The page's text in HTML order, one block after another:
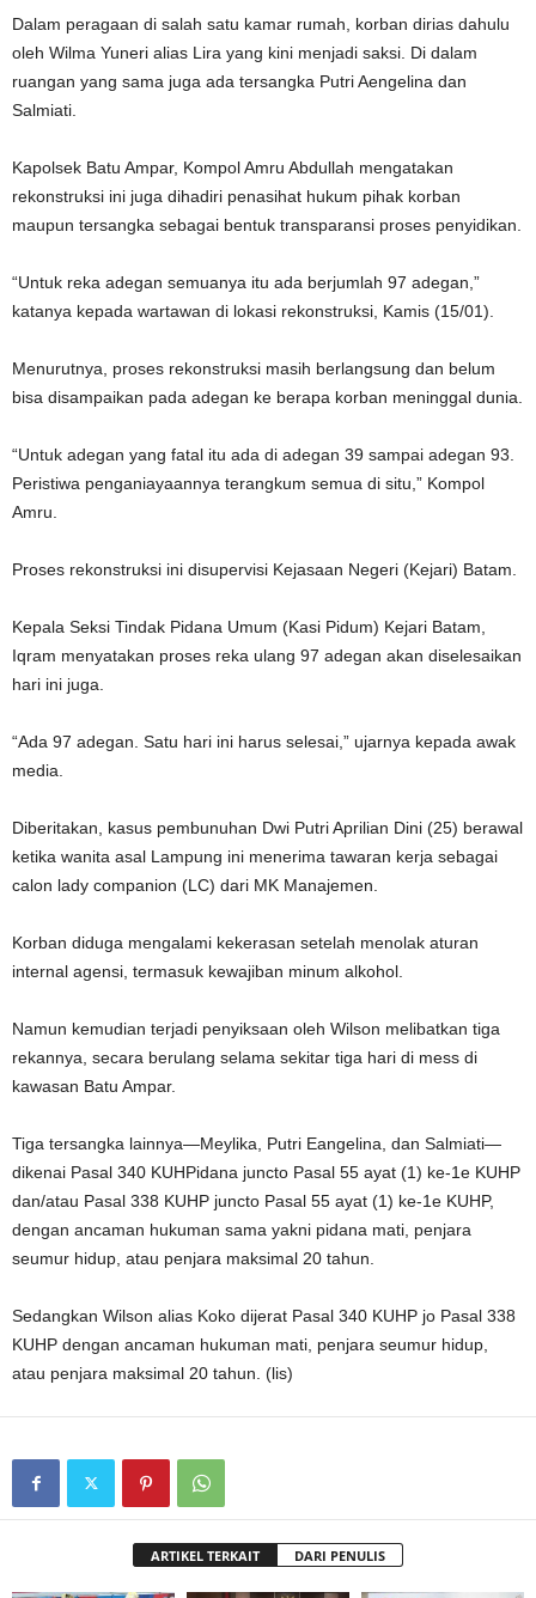
Dalam peragaan di salah satu kamar rumah, korban dirias dahulu
oleh Wilma Yuneri alias Lira yang kini menjadi saksi. Di dalam
ruangan yang sama juga ada tersangka Putri Aengelina dan
Salmiati.
Kapolsek Batu Ampar, Kompol Amru Abdullah mengatakan
rekonstruksi ini juga dihadiri penasihat hukum pihak korban
maupun tersangka sebagai bentuk transparansi proses penyidikan.
“Untuk reka adegan semuanya itu ada berjumlah 97 adegan,”
katanya kepada wartawan di lokasi rekonstruksi, Kamis (15/01).
Menurutnya, proses rekonstruksi masih berlangsung dan belum
bisa disampaikan pada adegan ke berapa korban meninggal dunia.
“Untuk adegan yang fatal itu ada di adegan 39 sampai adegan 93.
Peristiwa penganiayaannya terangkum semua di situ,” Kompol
Amru.
Proses rekonstruksi ini disupervisi Kejasaan Negeri (Kejari) Batam.
Kepala Seksi Tindak Pidana Umum (Kasi Pidum) Kejari Batam,
Iqram menyatakan proses reka ulang 97 adegan akan diselesaikan
hari ini juga.
“Ada 97 adegan. Satu hari ini harus selesai,” ujarnya kepada awak
media.
Diberitakan, kasus pembunuhan Dwi Putri Aprilian Dini (25) berawal
ketika wanita asal Lampung ini menerima tawaran kerja sebagai
calon lady companion (LC) dari MK Manajemen.
Korban diduga mengalami kekerasan setelah menolak aturan
internal agensi, termasuk kewajiban minum alkohol.
Namun kemudian terjadi penyiksaan oleh Wilson melibatkan tiga
rekannya, secara berulang selama sekitar tiga hari di mess di
kawasan Batu Ampar.
Tiga tersangka lainnya—Meylika, Putri Eangelina, dan Salmiati—
dikenai Pasal 340 KUHPidana juncto Pasal 55 ayat (1) ke-1e KUHP
dan/atau Pasal 338 KUHP juncto Pasal 55 ayat (1) ke-1e KUHP,
dengan ancaman hukuman sama yakni pidana mati, penjara
seumur hidup, atau penjara maksimal 20 tahun.
Sedangkan Wilson alias Koko dijerat Pasal 340 KUHP jo Pasal 338
KUHP dengan ancaman hukuman mati, penjara seumur hidup,
atau penjara maksimal 20 tahun. (lis)
ARTIKEL TERKAIT DARI PENULIS